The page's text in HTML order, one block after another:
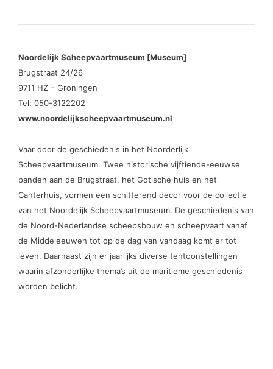
Noordelijk Scheepvaartmuseum [Museum]
Brugstraat 24/26
9711 HZ – Groningen
Tel: 050-3122202
www.noordelijkscheepvaartmuseum.nl
Vaar door de geschiedenis in het Noorderlijk
Scheepvaartmuseum. Twee historische vijftiende-eeuwse
panden aan de Brugstraat, het Gotische huis en het
Canterhuis, vormen een schitterend decor voor de collectie
van het Noordelijk Scheepvaartmuseum. De geschiedenis van
de Noord-Nederlandse scheepsbouw en scheepvaart vanaf
de Middeleeuwen tot op de dag van vandaag komt er tot
leven. Daarnaast zijn er jaarlijks diverse tentoonstellingen
waarin afzonderlijke thema’s uit de maritieme geschiedenis
worden belicht.